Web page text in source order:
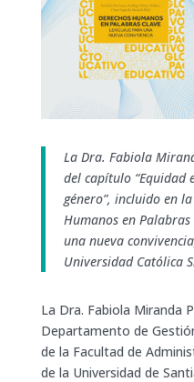
La Dra. Fabiola
del capítulo “Equidad
género”, incluido en
Humanos en
una nueva
Universidad Católica
La Dra. Fabiola Miranda
Departamento de
de la Facultad de
de la Universidad de